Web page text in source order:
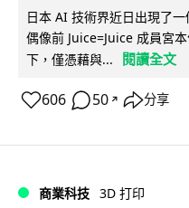
日本 AI 技術界近日出現了
偶像前 Juice=Juice 成員宮
下，僅憑藉與...
閱讀全文
606 50 ↗ 分享
商業科技 3D 打印